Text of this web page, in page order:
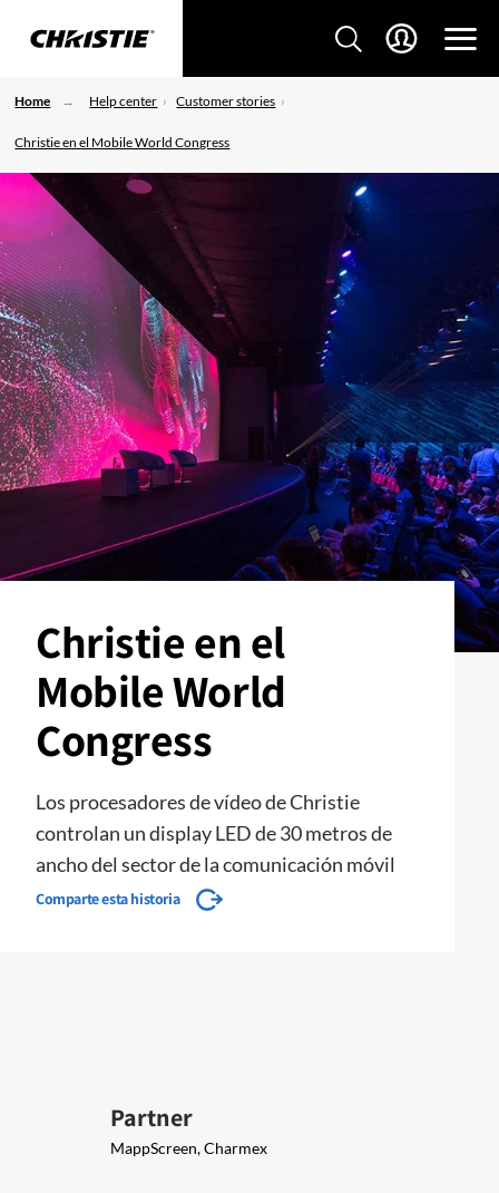
Home Help center Customer stories
Christie en el Mobile World Congress
Christie en el
Mobile World
Congress
Los procesadores de vídeo de Christie
controlan un display LED de 30 metros de
ancho del sector de la comunicación móvil
Comparte esta historia
Partner
MappScreen, Charmex